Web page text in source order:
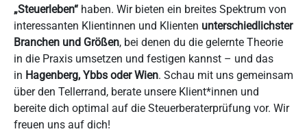
„Steuerleben“ haben. Wir bieten ein breites Spektrum von
interessanten Klientinnen und Klienten unterschiedlichster
Branchen und Größen, bei denen du die gelernte Theorie
in die Praxis umsetzen und festigen kannst – und das
in Hagenberg, Ybbs oder Wien. Schau mit uns gemeinsam
über den Tellerrand, berate unsere Klient*innen und
bereite dich optimal auf die Steuerberaterprüfung vor. Wir
freuen uns auf dich!